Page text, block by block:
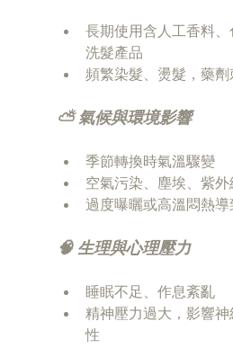
長期使用含人工香料
洗髮產品
頻繁染髮、燙髮，藥
⛅️ 氣候與環境影響
季節轉換時氣溫驟變
空氣污染、塵埃、紫外
過度曝曬或高溫悶熱
🧠 生理與心理壓力
睡眠不足、作息紊亂
精神壓力過大，影響
性